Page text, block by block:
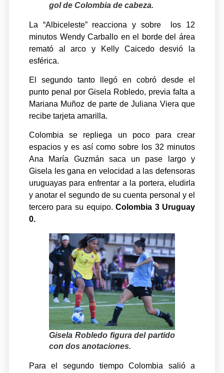
gol de Colombia de cabeza.
La “Albiceleste” reacciona y sobre los 12
minutos Wendy Carballo en el borde del área
remató al arco y Kelly Caicedo desvió la
esférica.
El segundo tanto llegó en cobró desde el
punto penal por Gisela Robledo, previa falta a
Mariana Muñoz de parte de Juliana Viera que
recibe tarjeta amarilla.
Colombia se repliega un poco para crear
espacios y es así como sobre los 32 minutos
Ana María Guzmán saca un pase largo y
Gisela les gana en velocidad a las defensoras
uruguayas para enfrentar a la portera, eludirla
y anotar el segundo de su cuenta personal y el
tercero para su equipo.Colombia 3 Uruguay
0.
Gisela Robledo figura del partido
con dos anotaciones.
Para el segundo tiempo Colombia salió a